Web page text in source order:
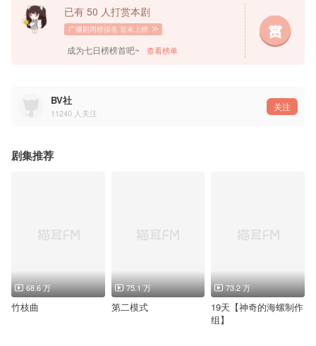
运营支持：流英、少成
项目支持：火野丽 、柠檬、零光
◖ 配音组 ◗
Abyss：郑希
王子昕：羊仔
兔 兔：阎萌萌
景 英：景向谁依
光 头：陈子平
剧本改编：远古海狸
原创配乐：呀呀
音频制作：江水以北
视频监修：度19
已有 50 人打赏本剧
广播剧周榜排名 暂未上榜
成为七日榜榜首吧~ 查看榜单
BV社
11240 人关注
关注
剧集推荐
68.6 万
竹枝曲
75.1 万
第二模式
73.2 万
19天【神奇的海螺制作
组】